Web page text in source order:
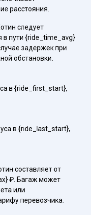
расстояния.
следует
в пути {ride_time_avg}
задержек при
обстановки.
в {ride_first_start},
в {ride_last_start},
составляет от
₽. Багаж может
или
перевозчика.